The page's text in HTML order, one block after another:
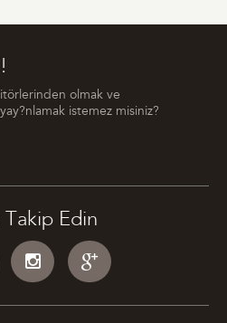
olmak ve
istemez misiniz?
Takip Edin